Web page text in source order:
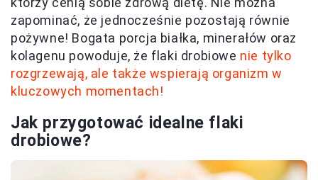
zapominać, że jednocześnie pozostają równie
pożywne! Bogata porcja białka, minerałów oraz
kolagenu powoduje, że flaki drobiowe nie tylko
rozgrzewają, ale także wspierają organizm w
kluczowych momentach!
Jak przygotować idealne flaki
drobiowe?